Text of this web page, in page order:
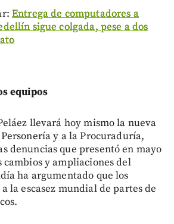
Entrega de computadores a
sigue colgada, pese a dos
equipos
llevará hoy mismo la nueva
y a la Procuraduría,
denuncias que presentó en mayo
cambios y ampliaciones del
ha argumentado que los
la escasez mundial de partes de